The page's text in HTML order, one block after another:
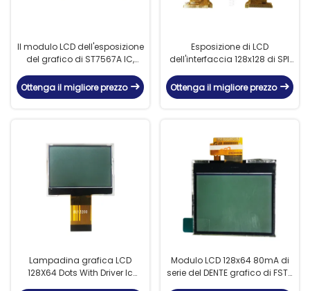
Il modulo LCD dell'esposizione
del grafico di ST7567A IC,
l'esposizione LCD di TN
Ottenga il migliore prezzo
Esposizione di LCD
dell'interfaccia 128x128 di SPI,
Transflective del driver ST7571
Ottenga il migliore prezzo
Lampadina grafica LCD
128X64 Dots With Driver Ic
Modulo LCD 128x64 80mA di
serie del DENTE grafico di FSTN